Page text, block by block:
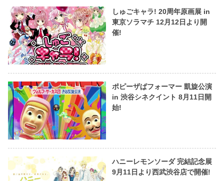
しゅごキャラ! 20周年原画展 in
東京ソラマチ 12月12日より開
催!
ポピーザぱフォーマー 凱旋公演
in 渋谷シネクイント 8月11日開
始!
ハニーレモンソーダ 完結記念展
9月11日より西武渋谷店で開催!